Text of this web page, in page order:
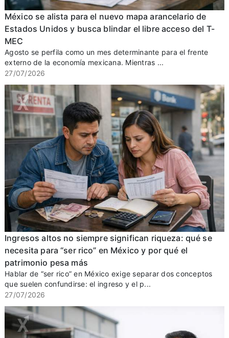
México se alista para el nuevo mapa arancelario de
Estados Unidos y busca blindar el libre acceso del T-
MEC
Agosto se perfila como un mes determinante para el frente
externo de la economía mexicana. Mientras ...
27/07/2026
Ingresos altos no siempre significan riqueza: qué se
necesita para “ser rico” en México y por qué el
patrimonio pesa más
Hablar de “ser rico” en México exige separar dos conceptos
que suelen confundirse: el ingreso y el p...
27/07/2026